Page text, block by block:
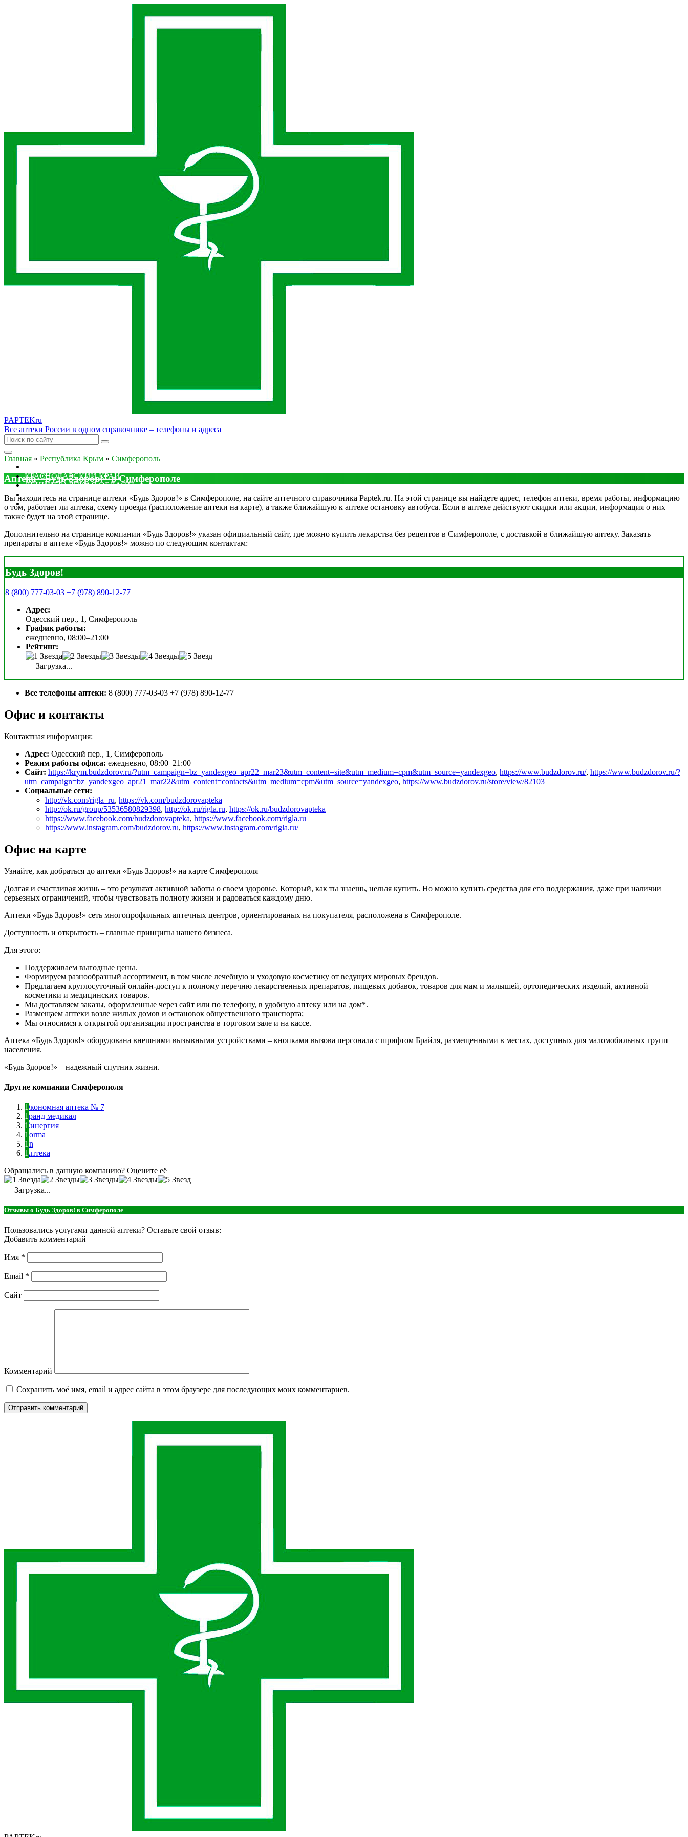
PAPTEKru
Все аптеки России в одном справочнике – телефоны и адреса
КРАСНОДАРСКИЙ КРАЙ
ЛЕНИНГРАДСКАЯ ОБЛАСТЬ
ДРУГИЕ
Главная » Республика Крым » Симферополь
Аптека "Будь Здоров!" в Симферополе
Вы находитесь на странице аптеки «Будь Здоров!» в Симферополе, на сайте аптечного справочника Paptek.ru. На этой странице вы найдете адрес, телефон аптеки, время работы, информацию
о том, работает ли аптека, схему проезда (расположение аптеки на карте), а также ближайшую к аптеке остановку автобуса. Если в аптеке действуют скидки или акции, информация о них
также будет на этой странице.
Дополнительно на странице компании «Будь Здоров!» указан официальный сайт, где можно купить лекарства без рецептов в Симферополе, с доставкой в ближайшую аптеку. Заказать
препараты в аптеке «Будь Здоров!» можно по следующим контактам:
Будь Здоров!
8 (800) 777-03-03 +7 (978) 890-12-77
Адрес:
Одесский пер., 1, Симферополь
График работы:
ежедневно, 08:00–21:00
Рейтинг:
Загрузка...
Все телефоны аптеки: 8 (800) 777-03-03 +7 (978) 890-12-77
Офис и контакты
Контактная информация:
Адрес: Одесский пер., 1, Симферополь
Режим работы офиса: ежедневно, 08:00–21:00
Сайт: https://krym.budzdorov.ru/?utm_campaign=bz_yandexgeo_apr22_mar23&utm_content=site&utm_medium=cpm&utm_source=yandexgeo, https://www.budzdorov.ru/, https://www.budzdorov.ru/?
utm_campaign=bz_yandexgeo_apr21_mar22&utm_content=contacts&utm_medium=cpm&utm_source=yandexgeo, https://www.budzdorov.ru/store/view/82103
Социальные сети:
http://vk.com/rigla_ru, https://vk.com/budzdorovapteka
http://ok.ru/group/53536580829398, http://ok.ru/rigla.ru, https://ok.ru/budzdorovapteka
https://www.facebook.com/budzdorovapteka, https://www.facebook.com/rigla.ru
https://www.instagram.com/budzdorov.ru, https://www.instagram.com/rigla.ru/
Офис на карте
Узнайте, как добраться до аптеки «Будь Здоров!» на карте Симферополя
Долгая и счастливая жизнь – это результат активной заботы о своем здоровье. Который, как ты знаешь, нельзя купить. Но можно купить средства для его поддержания, даже при наличии
серьезных ограничений, чтобы чувствовать полноту жизни и радоваться каждому дню.
Аптеки «Будь Здоров!» сеть многопрофильных аптечных центров, ориентированых на покупателя, расположена в Симферополе.
Доступность и открытость – главные принципы нашего бизнеса.
Для этого:
Поддерживаем выгодные цены.
Формируем разнообразный ассортимент, в том числе лечебную и уходовую косметику от ведущих мировых брендов.
Предлагаем круглосуточный онлайн-доступ к полному перечню лекарственных препаратов, пищевых добавок, товаров для мам и малышей, ортопедических изделий, активной
косметики и медицинских товаров.
Мы доставляем заказы, оформленные через сайт или по телефону, в удобную аптеку или на дом*.
Размещаем аптеки возле жилых домов и остановок общественного транспорта;
Мы относимся к открытой организации пространства в торговом зале и на кассе.
Аптека «Будь Здоров!» оборудована внешними вызывными устройствами – кнопками вызова персонала с шрифтом Брайля, размещенными в местах, доступных для маломобильных групп
населения.
«Будь Здоров!» – надежный спутник жизни.
Другие компании Симферополя
Экономная аптека № 7
Гранд медикал
Синергия
Forma
Sn
Аптека
Обращались в данную компанию? Оцените её
Загрузка...
Отзывы о Будь Здоров! в Симферополе
Пользовались услугами данной аптеки? Оставьте свой отзыв:
Добавить комментарий
Имя *
Email *
Сайт
Комментарий
Сохранить моё имя, email и адрес сайта в этом браузере для последующих моих комментариев.